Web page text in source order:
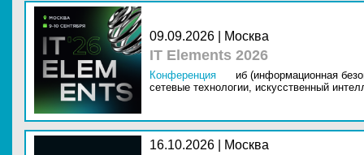
09.09.2026 | Москва
IT Elements 2026
Конференция
иб (информационная
сетевые технологии, искусственный
16.10.2026 | Москва